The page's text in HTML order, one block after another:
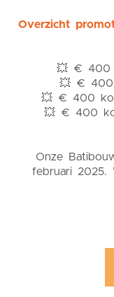
Overzicht
💥 € 400
💥 € 400
💥 € 400
💥 € 400
Onze
februari 2025.